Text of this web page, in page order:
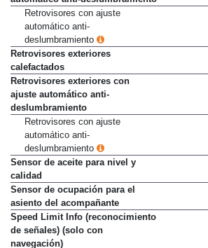
automático anti-deslumbramiento
Retrovisores con ajuste
automático anti-
deslumbramiento
Retrovisores exteriores
calefactados
Retrovisores exteriores con
ajuste automático anti-
deslumbramiento
Retrovisores con ajuste
automático anti-
deslumbramiento
Sensor de aceite para nivel y
calidad
Sensor de ocupación para el
asiento del acompañante
Speed Limit Info (reconocimiento
de señales) (solo con